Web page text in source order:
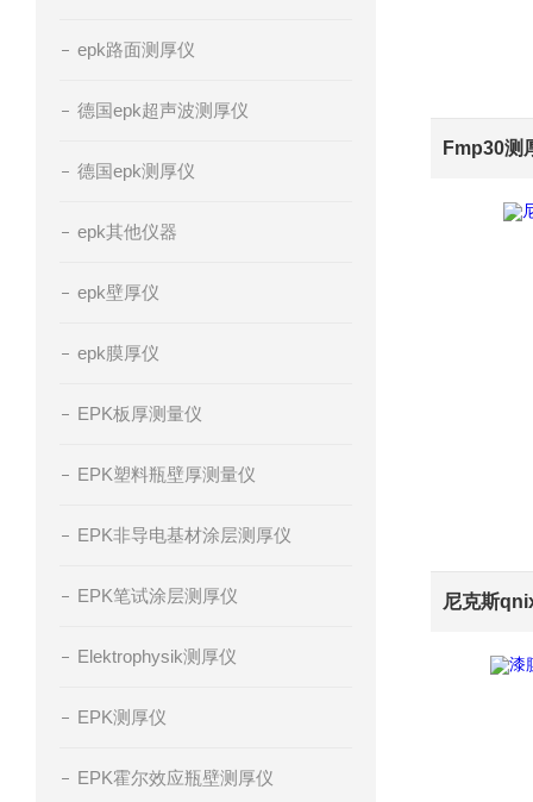
epk路面测厚仪
德国epk超声波测厚仪
德国epk测厚仪
epk其他仪器
epk壁厚仪
epk膜厚仪
EPK板厚测量仪
EPK塑料瓶壁厚测量仪
EPK非导电基材涂层测厚仪
EPK笔试涂层测厚仪
Elektrophysik测厚仪
EPK测厚仪
EPK霍尔效应瓶壁测厚仪